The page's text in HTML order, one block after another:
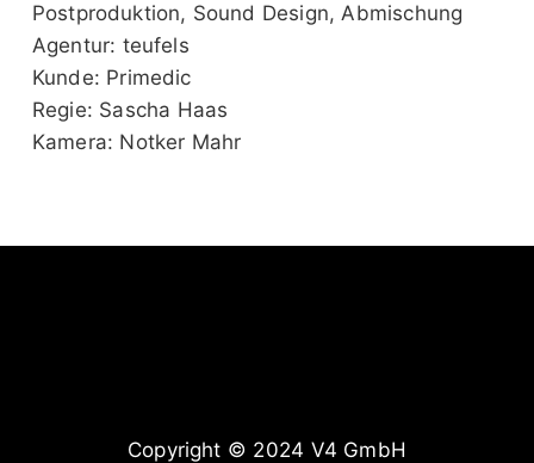
Postproduktion, Sound Design, Abmischung
Agentur: teufels
Kunde: Primedic
Regie: Sascha Haas
Kamera: Notker Mahr
Copyright © 2024 V4 GmbH